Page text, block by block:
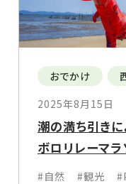
おでかけ
2025年8月15日
潮の満ち引きに
ボロリレーマラ
#自然 #観光